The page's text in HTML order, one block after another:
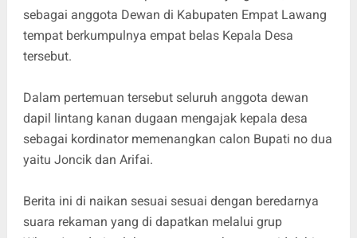
sebagai anggota Dewan di Kabupaten Empat Lawang
tempat berkumpulnya empat belas Kepala Desa
tersebut.
Dalam pertemuan tersebut seluruh anggota dewan
dapil lintang kanan dugaan mengajak kepala desa
sebagai kordinator memenangkan calon Bupati no dua
yaitu Joncik dan Arifai.
Berita ini di naikan sesuai sesuai dengan beredarnya
suara rekaman yang di dapatkan melalui grup